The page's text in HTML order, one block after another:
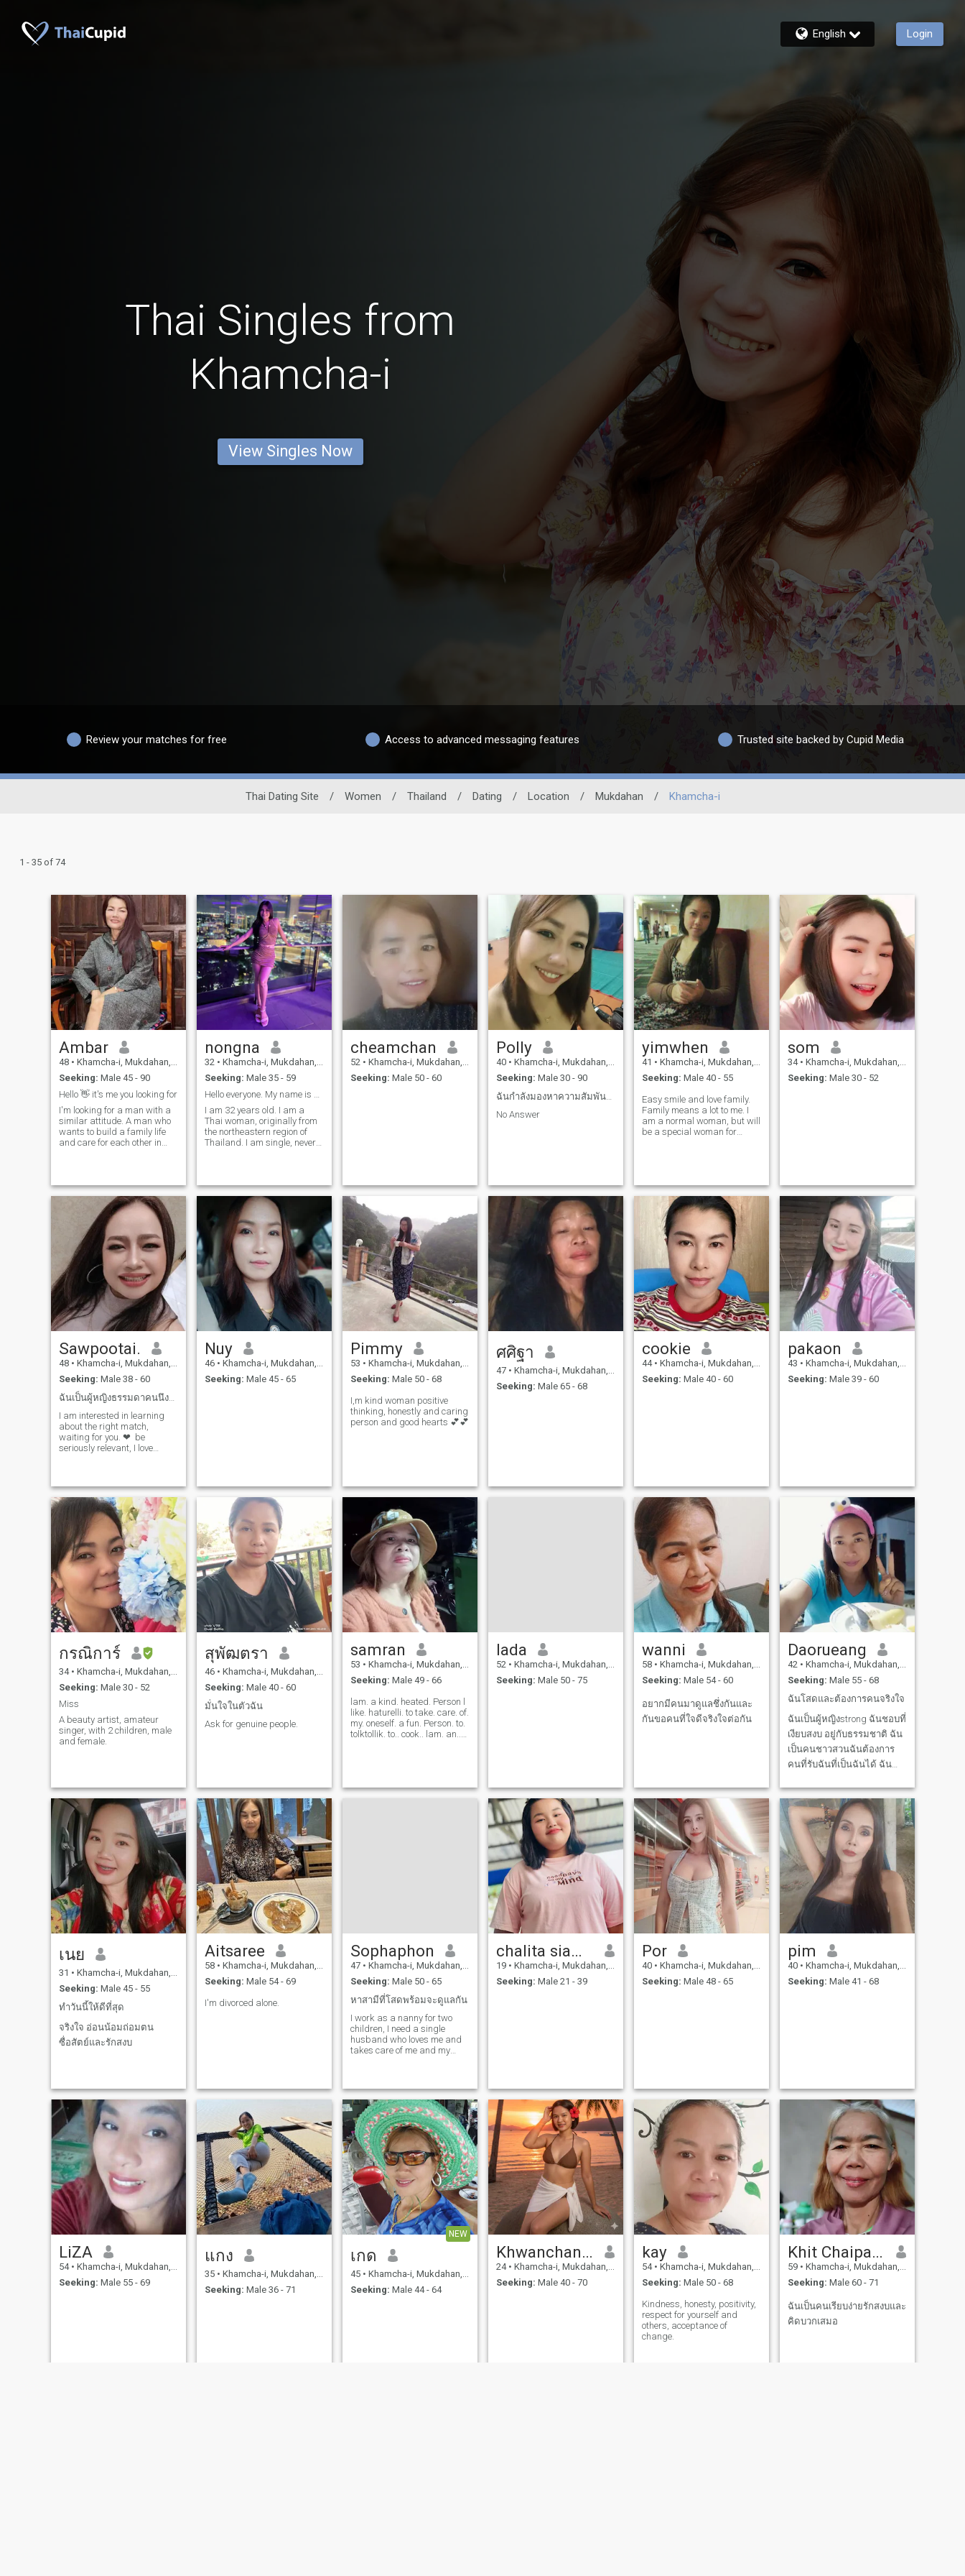
English Login
Thai Singles from
Khamcha-i
View Singles Now
Review your matches for free Access to advanced messaging features Trusted site backed by Cupid Media
Thai Dating Site / Women / Thailand / Dating / Location / Mukdahan / Khamcha-i
1 - 35 of 74
Ambar
48 • Khamcha-i, Mukdahan, Thailand
Seeking: Male 45 - 90
Hello 👋 it's me you looking for
I'm looking for a man with a
similar attitude. A man who
wants to build a family life
and care for each other in
much care and attention he
provides. If you know how to
fill in each other's
shortcomings, that's the
most important thing in
family life.
nongna
32 • Khamcha-i, Mukdahan, Thailand
Seeking: Male 35 - 59
I am 32 years old. I am a
Thai woman, originally from
the northeastern region of
Thailand. I am single, never
156 cm tall, weigh 50 kg,
have long black hair, and a
good figure. I am kind,
friendly, enjoy going to
temples, making merit, and
traveling to natural places.
cheamchan
52 • Khamcha-i, Mukdahan, Thailand
Seeking: Male 50 - 60
Polly
40 • Khamcha-i, Mukdahan, Thailand
Seeking: Male 30 - 90
ฉันกำลังมองหาความสัมพันธ์ที่จริงใจ
No Answer
yimwhen
41 • Khamcha-i, Mukdahan, Thailand
Seeking: Male 40 - 55
Easy smile and love family.
Family means a lot to me. I
am a normal woman, but will
be a special woman for
and have a good time with
me. I will surely be good and
full with you.
som
34 • Khamcha-i, Mukdahan, Thailand
Seeking: Male 30 - 52
Sawpootai.
48 • Khamcha-i, Mukdahan, Thailand
Seeking: Male 38 - 60
ฉันเป็นผู้หญิงธรรมดาคนนึงที่มีความรักความรับผิดชอบ
I am interested in learning
about the right match,
waiting for you. ❤ ️ be
seriously relevant, I love
Nuy
46 • Khamcha-i, Mukdahan, Thailand
Seeking: Male 45 - 65
Pimmy
53 • Khamcha-i, Mukdahan, Thailand
Seeking: Male 50 - 68
I,m kind woman positive
thinking, honestly and caring
person and good hearts 💕💕
ศศิฐา
47 • Khamcha-i, Mukdahan, Thailand
Seeking: Male 65 - 68
cookie
44 • Khamcha-i, Mukdahan, Thailand
Seeking: Male 40 - 60
pakaon
43 • Khamcha-i, Mukdahan, Thailand
Seeking: Male 39 - 60
กรณิการ์
34 • Khamcha-i, Mukdahan, Thailand
Seeking: Male 30 - 52
Miss
A beauty artist, amateur
singer, with 2 children, male
and female.
สุพัฒตรา
46 • Khamcha-i, Mukdahan, Thailand
Seeking: Male 40 - 60
มั่นใจในตัวฉัน
Ask for genuine people.
samran
53 • Khamcha-i, Mukdahan, Thailand
Seeking: Male 49 - 66
lam. a kind. heated. Person l
like. haturelli. to take. care. of.
my. oneself. a fun. Person. to.
tolktollik. to.. cook.. lam. an..
lada
52 • Khamcha-i, Mukdahan, Thailand
Seeking: Male 50 - 75
wanni
58 • Khamcha-i, Mukdahan, Thailand
Seeking: Male 54 - 60
อยากมีคนมาดูแลชึ่งกันและ
กันขอคนที่ใจดีจริงใจต่อกัน
Daorueang
42 • Khamcha-i, Mukdahan, Thailand
Seeking: Male 55 - 68
ฉันโสดและต้องการคนจริงใจ
ฉันเป็นผู้หญิงstrong ฉันชอบที่
เงียบสงบ อยู่กับธรรมชาติ ฉัน
เป็นคนชาวสวนฉันต้องการ
คนที่รับฉันที่เป็นฉันได้ ฉัน
คุณมีความจริงใจกับฉัน ฉัน
เป็นจริงใจและซื่อสัตว์
เนย
31 • Khamcha-i, Mukdahan, Thailand
Seeking: Male 45 - 55
ทำวันนี้ให้ดีที่สุด
จริงใจ อ่อนน้อมถ่อมตน
ซื่อสัตย์และรักสงบ
Aitsaree
58 • Khamcha-i, Mukdahan, Thailand
Seeking: Male 54 - 69
I'm divorced alone.
Sophaphon
47 • Khamcha-i, Mukdahan, Thailand
Seeking: Male 50 - 65
หาสามีที่โสดพร้อมจะดูแลกัน
I work as a nanny for two
children, I need a single
husband who loves me and
takes care of me and my
happy to learn to
communicate with you, I am
ready to love and be faithful
only to you.
chalita siamglum
19 • Khamcha-i, Mukdahan, Thailand
Seeking: Male 21 - 39
Por
40 • Khamcha-i, Mukdahan, Thailand
Seeking: Male 48 - 65
pim
40 • Khamcha-i, Mukdahan, Thailand
Seeking: Male 41 - 68
LiZA
54 • Khamcha-i, Mukdahan, Thailand
Seeking: Male 55 - 69
แกง
35 • Khamcha-i, Mukdahan, Thailand
Seeking: Male 36 - 71
NEW
เกด
45 • Khamcha-i, Mukdahan, Thailand
Seeking: Male 44 - 64
Khwanchanok
24 • Khamcha-i, Mukdahan, Thailand
Seeking: Male 40 - 70
kay
54 • Khamcha-i, Mukdahan, Thailand
Seeking: Male 50 - 68
Kindness, honesty, positivity,
respect for yourself and
others, acceptance of
change.
Khit Chaipanya
59 • Khamcha-i, Mukdahan, Thailand
Seeking: Male 60 - 71
ฉันเป็นคนเรียบง่ายรักสงบและ
คิดบวกเสมอ